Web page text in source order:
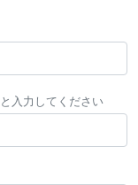
入力してください